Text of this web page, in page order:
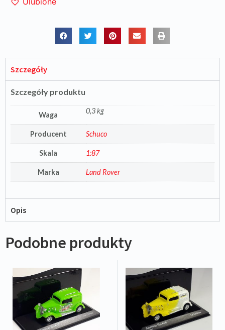
Szczegóły
Szczegóły produktu
Waga 0,3 kg
Producent Schuco
Skala 1:87
Marka Land Rover
Opis
Podobne produkty